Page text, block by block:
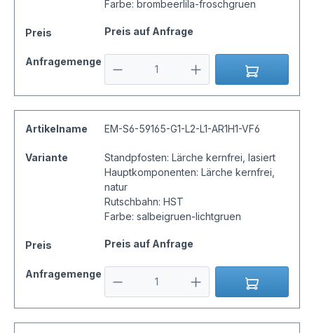
Farbe: brombeerlila-froschgruen
Preis Preis auf Anfrage
Anfragemenge
Artikelname EM-S6-59165-G1-L2-L1-AR1H1-VF6
Variante
Standpfosten: Lärche kernfrei, lasiert
Hauptkomponenten: Lärche kernfrei,
natur
Rutschbahn: HST
Farbe: salbeigruen-lichtgruen
Preis Preis auf Anfrage
Anfragemenge